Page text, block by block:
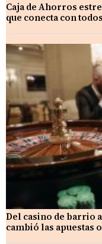
Caja de Ahorros
que conecta con todos
Del casino de barrio
cambió las apuestas